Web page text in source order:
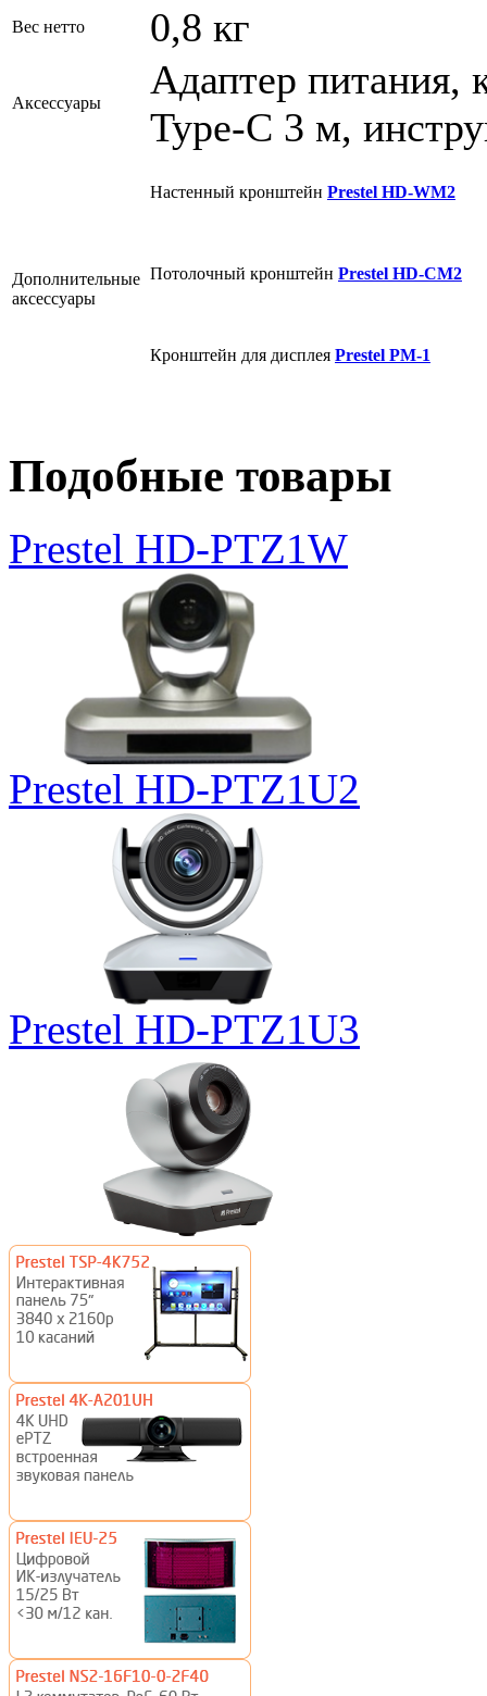
Вес нетто 0,8 кг
Аксессуары
Адаптер питания,
Type-C 3 м,
Дополнительные
аксессуары
Настенный кронштейн Prestel HD-WM2
Потолочный кронштейн Prestel HD-CM2
Кронштейн для дисплея Prestel PM-1
Подобные товары
Prestel HD-PTZ1W
Prestel HD-PTZ1U2
Prestel HD-PTZ1U3